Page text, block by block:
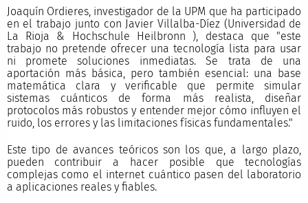
Joaquín Ordieres, investigador de la UPM que ha participado
en el trabajo junto con Javier Villalba-Díez (Universidad de
La Rioja & Hochschule Heilbronn ), destaca que "este
trabajo no pretende ofrecer una tecnología lista para usar
ni promete soluciones inmediatas. Se trata de una
aportación más básica, pero también esencial: una base
matemática clara y verificable que permite simular
sistemas cuánticos de forma más realista, diseñar
protocolos más robustos y entender mejor cómo influyen el
ruido, los errores y las limitaciones físicas fundamentales."
Este tipo de avances teóricos son los que, a largo plazo,
pueden contribuir a hacer posible que tecnologías
complejas como el internet cuántico pasen del laboratorio
a aplicaciones reales y fiables.